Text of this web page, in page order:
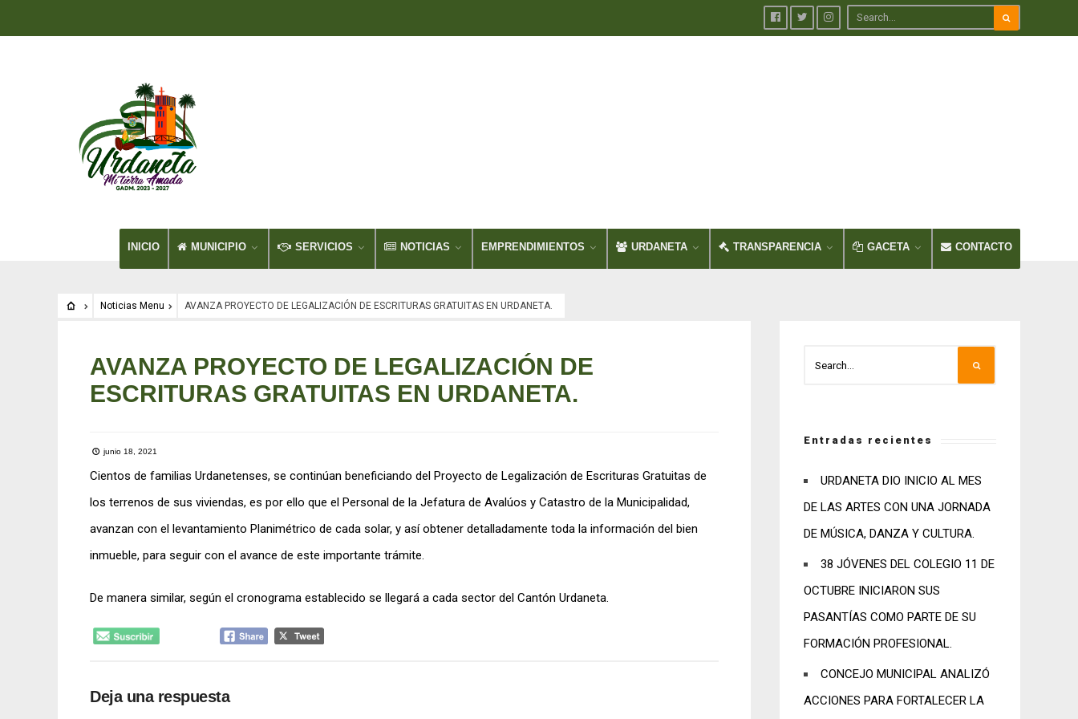
INICIO MUNICIPIO SERVICIOS NOTICIAS EMPRENDIMIENTOS URDANETA TRANSPARENCIA GACETA CONTACTO
Noticias Menu AVANZA PROYECTO DE LEGALIZACIÓN DE ESCRITURAS GRATUITAS EN URDANETA.
Noticias Menu
AVANZA PROYECTO DE LEGALIZACIÓN DE
ESCRITURAS GRATUITAS EN URDANETA.
junio 18, 2021
Cientos de familias Urdanetenses, se continúan beneficiando del Proyecto de Legalización de Escrituras Gratuitas de
los terrenos de sus viviendas, es por ello que el Personal de la Jefatura de Avalúos y Catastro de la Municipalidad,
avanzan con el levantamiento Planimétrico de cada solar, y así obtener detalladamente toda la información del bien
inmueble, para seguir con el avance de este importante trámite.
De manera similar, según el cronograma establecido se llegará a cada sector del Cantón Urdaneta.
Deja una respuesta
Entradas recientes
URDANETA DIO INICIO AL MES
DE LAS ARTES CON UNA JORNADA
DE MÚSICA, DANZA Y CULTURA.
38 JÓVENES DEL COLEGIO 11 DE
OCTUBRE INICIARON SUS
PASANTÍAS COMO PARTE DE SU
FORMACIÓN PROFESIONAL.
CONCEJO MUNICIPAL ANALIZÓ
ACCIONES PARA FORTALECER LA